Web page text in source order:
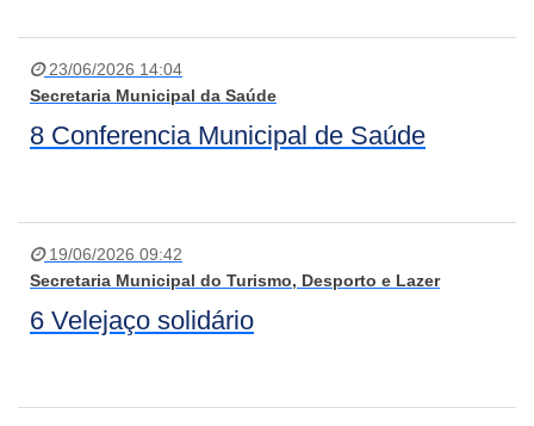
23/06/2026 14:04
Secretaria Municipal da Saúde
8 Conferencia Municipal de Saúde
19/06/2026 09:42
Secretaria Municipal do Turismo, Desporto e Lazer
6 Velejaço solidário